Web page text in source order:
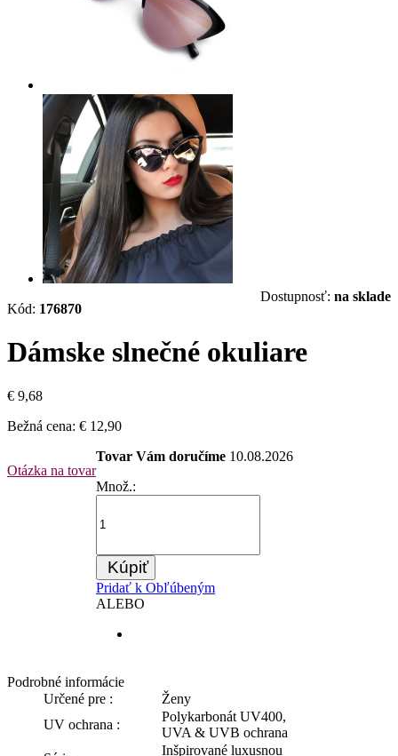
Kód: 176870
Dostupnosť: na sklade
Dámske slnečné okuliare
€ 9,68
Bežná cena: € 12,90
Otázka na tovar
Tovar Vám doručíme 10.08.2026
Množ.:
Kúpiť
Pridať k Obľúbeným
ALEBO
Podrobné informácie
Určené pre :
Ženy
UV ochrana :
Polykarbonát UV400,
UVA & UVB ochrana
Inšpirované luxusnou